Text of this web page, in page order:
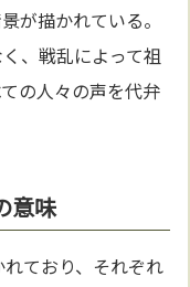
が描かれている。
、戦乱によって祖
の人々の声を代弁
意味
れており、それぞれ